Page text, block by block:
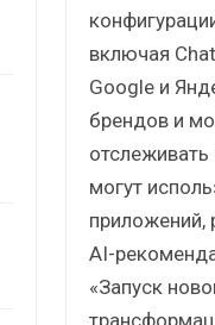
включая
Google и
брендов и
могут
AI-
«Запуск